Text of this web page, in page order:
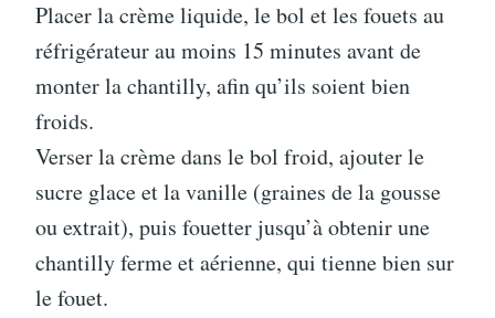
Placer la crème liquide, le bol et les fouets au
réfrigérateur au moins 15 minutes avant de
monter la chantilly, afin qu’ils soient bien
froids.
Verser la crème dans le bol froid, ajouter le
sucre glace et la vanille (graines de la gousse
ou extrait), puis fouetter jusqu’à obtenir une
chantilly ferme et aérienne, qui tienne bien sur
le fouet.